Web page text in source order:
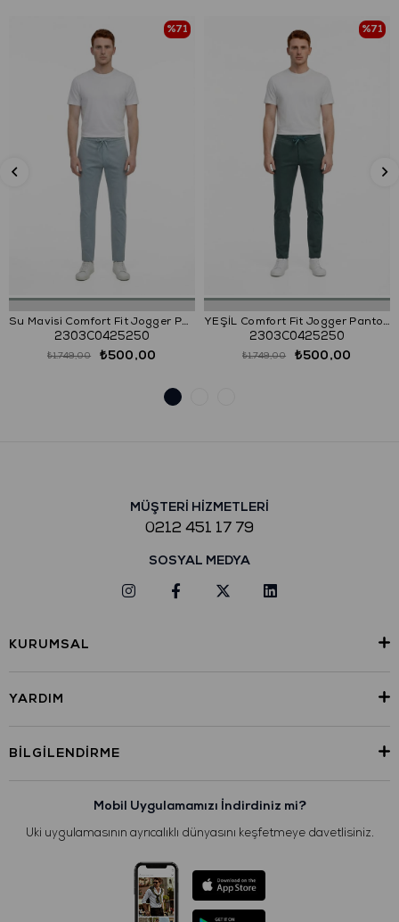
Su Mavisi Comfort Fit Jogger Pantolon
2303C0425250
₺500,00
₺1.749,00
%71
YEŞİL Comfort Fit Jogger Pantolon
2303C0425250
₺500,00
₺1.749,00
%71
MÜŞTERİ HİZMETLERİ
0212 451 17 79
SOSYAL MEDYA
KURUMSAL
YARDIM
BILGILENDIRME
Mobil Uygulamamızı İndirdiniz mi?
Uki uygulamasının ayrıcalıklı dünyasını keşfetmeye davetlisiniz.